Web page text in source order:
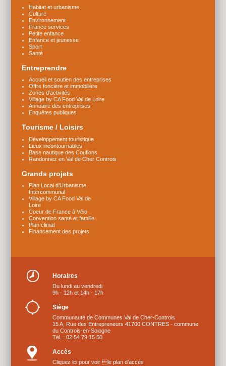
Habitat et urbanisme
Culture
Environnement
France services
Petite enfance
Enfance et jeunesse
Sport
Santé
Entreprendre
Accueil et soutien des entreprises
Offre foncière et immobilière
Zones d’activités
Village by CA Food Val de Loire
Annuaire des entreprises
Enquêtes publiques
Tourisme / Loisirs
Développement touristique
Lieux incontournables
Base nautique des Couflons
Randonnez en Val de Cher Controis
Grands projets
Plan Local d’Urbanisme
Intercommunal
Village by CA Food Val de
Loire
Coeur de France à Vélo
Convention santé et famille
Plan climat
Financement des projets
Horaires
Du lundi au vendredi
9h - 12h et 14h - 17h
Siège
Communauté de Communes Val de Cher-Controis
15 A, Rue des Entrepreneurs 41700 CONTRES - commune
du Controis-en-Sologne
Tél. : 02 54 79 15 50
Accès
Cliquez ici pour voir le plan d’accès